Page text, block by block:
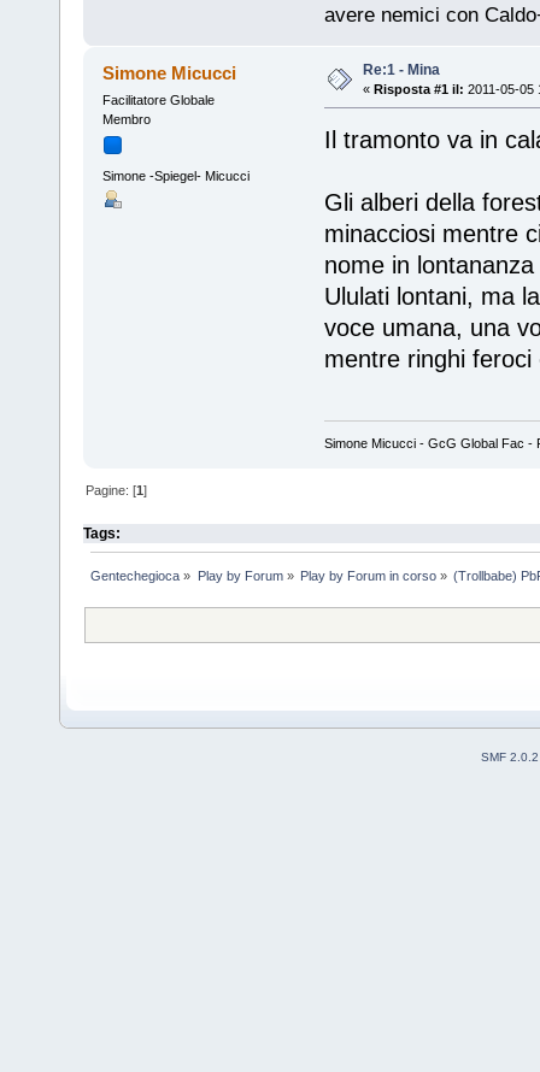
avere nemici con
Simone Micucci
Facilitatore Globale
Membro
Simone -Spiegel- Micucci
Re:1 - Mina
« Risposta #1 il: 2011-05-05
Il tramonto va in
Gli alberi della
minacciosi mentre
nome in
Ululati lontani, ma
voce umana, una
mentre ringhi
Simone Micucci - GcG Global Fac -
Pagine: [1]
Tags:
Gentechegioca » Play by Forum» Play by Forum in corso» (Trollbabe)
SMF 2.0.2